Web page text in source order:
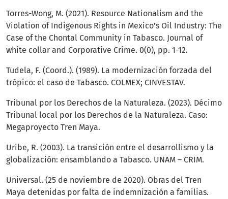
Torres-Wong, M. (2021). Resource Nationalism and the
Violation of Indigenous Rights in Mexico’s Oil Industry: The
Case of the Chontal Community in Tabasco. Journal of
white collar and Corporative Crime. 0(0), pp. 1-12.
Tudela, F. (Coord.). (1989). La modernización forzada del
trópico: el caso de Tabasco. COLMEX; CINVESTAV.
Tribunal por los Derechos de la Naturaleza. (2023). Décimo
Tribunal local por los Derechos de la Naturaleza. Caso:
Megaproyecto Tren Maya.
Uribe, R. (2003). La transición entre el desarrollismo y la
globalización: ensamblando a Tabasco. UNAM – CRIM.
Universal. (25 de noviembre de 2020). Obras del Tren
Maya detenidas por falta de indemnización a familias.